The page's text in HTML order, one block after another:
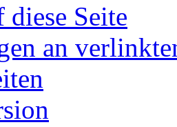
Seite
an